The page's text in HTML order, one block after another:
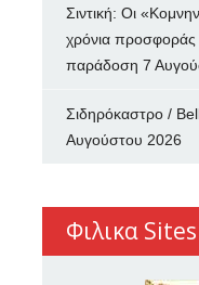
Σιντική: Οι
χρόνια προσφοράς
παράδοση 7
Σιδηρόκαστρο /
Αυγούστου 2026
Φιλικα Sites